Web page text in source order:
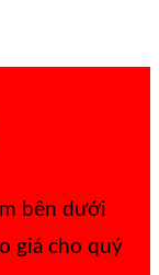
bên dưới
giá cho quý